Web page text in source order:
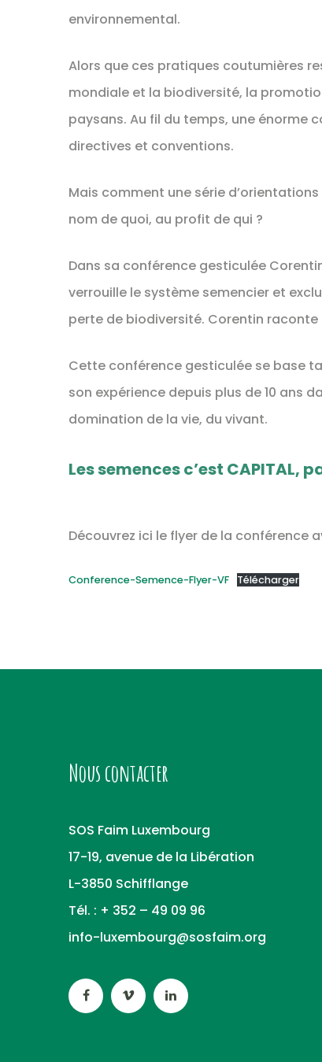
environnemental.
Alors que ces pratiques coutumières
mondiale et la biodiversité, la
paysans. Au fil du temps, une énorme
directives et conventions.
Mais comment une série
nom de quoi, au profit de qui ?
Dans sa conférence gesticulée
verrouille le système semencier et
perte de biodiversité. Corentin
Cette conférence gesticulée se base
son expérience depuis plus de 10 ans
domination de la vie, du vivant.
Les semences c’est CAPITAL,
Découvrez ici le flyer de la conférence
Conference-Semence-Flyer-VF Télécharger
Nous contacter
SOS Faim Luxembourg
17-19, avenue de la Libération
L-3850 Schifflange
Tél. : + 352 – 49 09 96
info-luxembourg@sosfaim.org